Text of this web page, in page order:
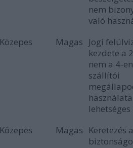
nem
való
Közepes Magas
Jogi
kezdete a
nem a 4-
szállítói
lehetséges
Közepes Magas
Keretezés a